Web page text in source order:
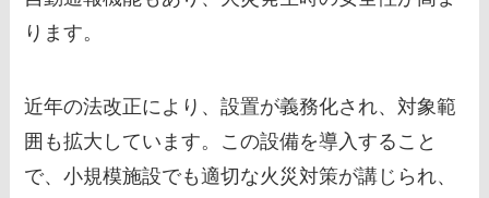
ります。
近年の法改正により、設置が義務化され、対象範
囲も拡大しています。この設備を導入すること
で、小規模施設でも適切な火災対策が講じられ、